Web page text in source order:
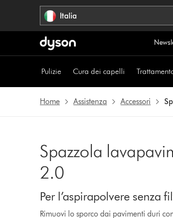
Italia
Pulizie Cura dei capelli
Home Assistenza Accessori
Spazzola
2.0
Per l’aspirapolvere senza
Rimuovi lo sporco dai pavimenti duri